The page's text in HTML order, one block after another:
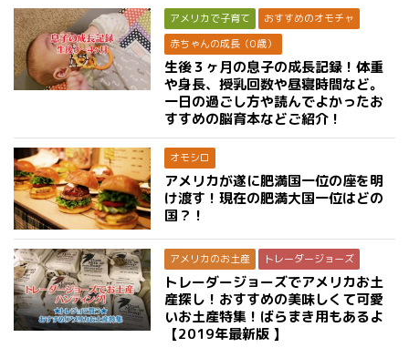
アメリカで子育て
おすすめのオモチャ
赤ちゃんの成長（0歳）
生後３ヶ月の息子の成長記録！体重
や身長、授乳回数や昼寝時間など。
一日の過ごし方や読んでよかったお
すすめの脳育本などご紹介！
オモシロ
アメリカが遂に肥満国一位の座を明
け渡す！現在の肥満大国一位はどの
国？！
アメリカのお土産 トレーダージョーズ
トレーダージョーズでアメリカお土
産探し！おすすめの美味しくて可愛
いお土産特集！ばらまき用もあるよ
【2019年最新版 】